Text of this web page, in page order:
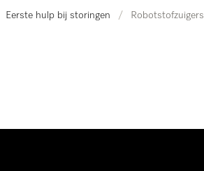
Eerste hulp bij storingen / Robotstofzuigers